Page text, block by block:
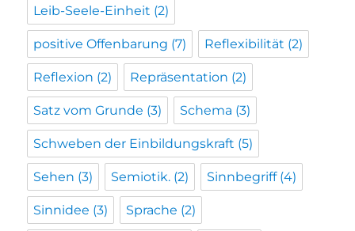
Leib-Seele-Einheit (2)
positive Offenbarung (7) Reflexibilität (2)
Reflexion (2) Repräsentation (2)
Satz vom Grunde (3) Schema (3)
Schweben der Einbildungskraft (5)
Sehen (3) Semiotik. (2) Sinnbegriff(4)
Sinnidee (3) Sprache (2)